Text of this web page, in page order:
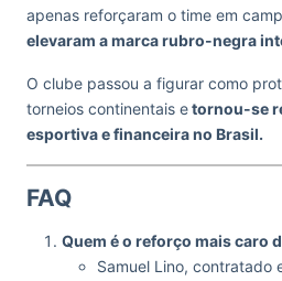
apenas reforçaram o time em
elevaram a marca rubro-negra
O clube passou a figurar como
torneios continentais etornou-se
esportiva e financeira no Brasil.
FAQ
Quem é o reforço mais caro
Samuel Lino, contratado